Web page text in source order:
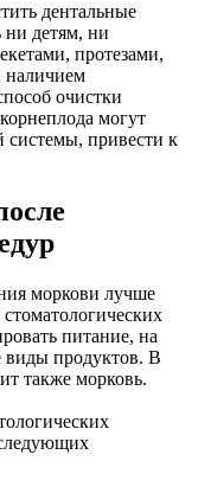
дентальные
ни детям, ни
протезами,
наличием
очистки
могут
системы, привести к
моркови лучше
питание, на
виды продуктов. В
также морковь.